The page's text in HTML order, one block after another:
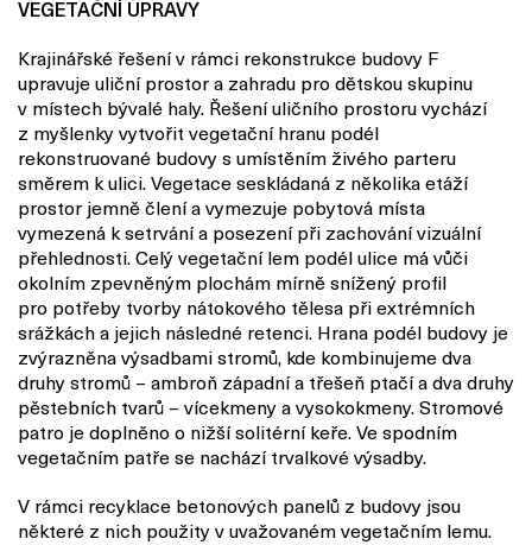
VEGETAČNÍ ÚPRAVY
Krajinářské řešení v rámci rekonstrukce budovy F
upravuje uliční prostor a zahradu pro dětskou skupinu
v místech bývalé haly. Řešení uličního prostoru vychází
z myšlenky vytvořit vegetační hranu podél
rekonstruované budovy s umístěním živého parteru
směrem k ulici. Vegetace seskládaná z několika etáží
prostor jemně člení a vymezuje pobytová místa
vymezená k setrvání a posezení při zachování vizuální
přehlednosti. Celý vegetační lem podél ulice má vůči
okolním zpevněným plochám mírně snížený profil
pro potřeby tvorby nátokového tělesa při extrémních
srážkách a jejich následné retenci. Hrana podél budovy je
zvýrazněna výsadbami stromů, kde kombinujeme dva
druhy stromů – ambroň západní a třešeň ptačí a dva druhy
pěstebních tvarů – vícekmeny a vysokokmeny. Stromové
patro je doplněno o nižší solitérní keře. Ve spodním
vegetačním patře se nachází trvalkové výsadby.
V rámci recyklace betonových panelů z budovy jsou
některé z nich použity v uvažovaném vegetačním lemu.